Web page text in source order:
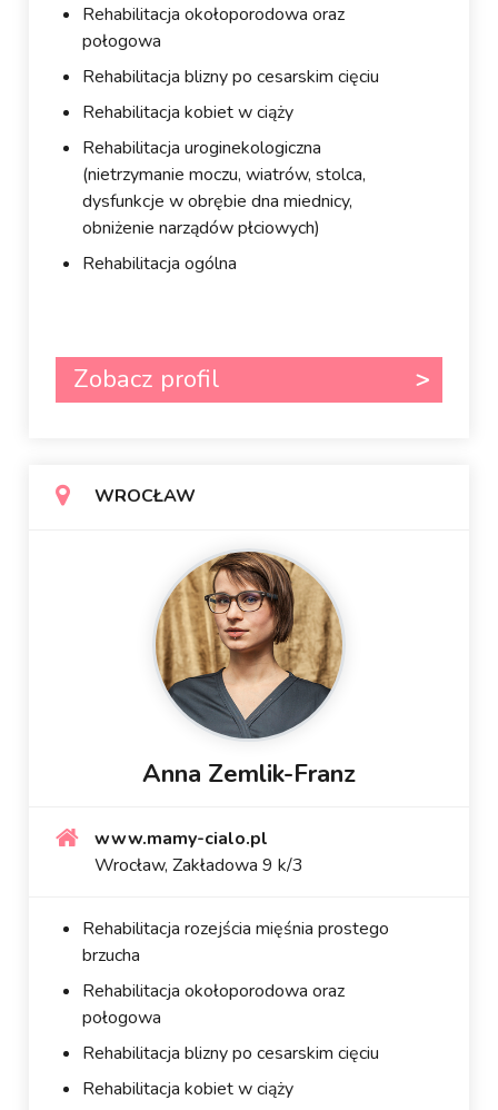
Rehabilitacja okołoporodowa oraz
połogowa
Rehabilitacja blizny po cesarskim cięciu
Rehabilitacja kobiet w ciąży
Rehabilitacja uroginekologiczna
(nietrzymanie moczu, wiatrów, stolca,
dysfunkcje w obrębie dna miednicy,
obniżenie narządów płciowych)
Rehabilitacja ogólna
Zobacz profil
WROCŁAW
Anna Zemlik-Franz
www.mamy-cialo.pl
Wrocław, Zakładowa 9 k/3
Rehabilitacja rozejścia mięśnia prostego
brzucha
Rehabilitacja okołoporodowa oraz
połogowa
Rehabilitacja blizny po cesarskim cięciu
Rehabilitacja kobiet w ciąży